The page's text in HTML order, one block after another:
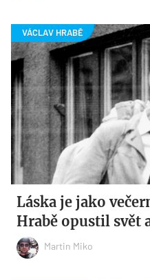
Láska je jako
Hrabě opustil svět
Martin Miko